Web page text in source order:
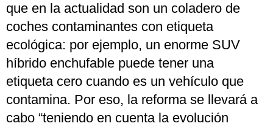
que en la actualidad son un coladero de
coches contaminantes con etiqueta
ecológica: por ejemplo, un enorme SUV
híbrido enchufable puede tener una
etiqueta cero cuando es un vehículo que
contamina. Por eso, la reforma se llevará a
cabo “teniendo en cuenta la evolución